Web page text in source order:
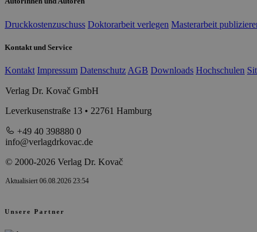
Druckkostenzuschuss Doktorarbeit verlegen Masterarbeit
Kontakt und Service
Kontakt Impressum Datenschutz AGB Downloads Hochschulen
Verlag Dr. Kovač GmbH
Leverkusenstraße 13 • 22761 Hamburg
+49 40 398880 0
info@verlagdrkovac.de
© 2000-2026 Verlag Dr. Kovač
Aktualisiert 06.08.2026 23:54
Unsere Partner